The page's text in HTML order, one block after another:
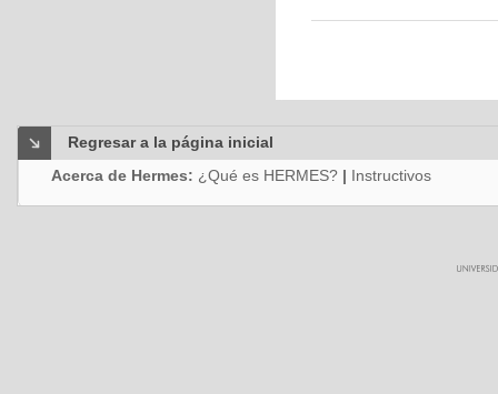
Regresar a la página inicial
Acerca de Hermes: ¿Qué es HERMES? | Instructivos